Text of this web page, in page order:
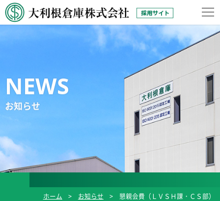
お知らせ
ホーム お知らせ 懇親会費（ＬＶＳＨ課・ＣＳ部）